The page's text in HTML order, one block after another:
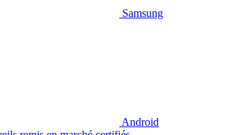
Samsung
Android